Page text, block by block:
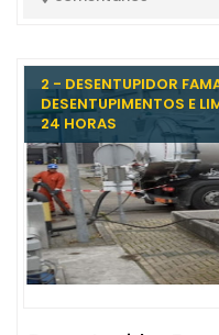
2 - DESENTUPIDOR
DESENTUPIMENTOS E
24 HORAS